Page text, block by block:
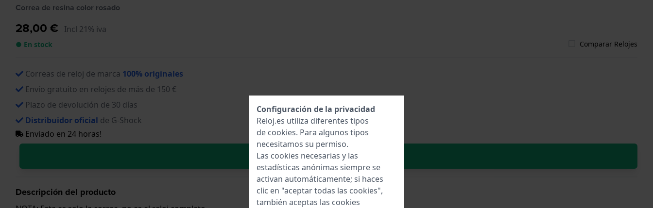
Correa de resina color rosado
28,00 € Incl 21% iva
● En stock Comparar Relojes
Correas de reloj de marca 100% originales
Envío gratuito en relojes de más de 150 €
Plazo de devolución de 30 días
Distribuidor oficial de G-Shock
Enviado en 24 horas!
Añadir al carrito
Descripción del producto
Configuración de la privacidad
Reloj.es utiliza diferentes tipos
de cookies. Para algunos tipos
necesitamos su permiso.
Las cookies necesarias y las
estadísticas anónimas siempre se
activan automáticamente; si haces
clic en "aceptar todas las cookies",
también aceptas las cookies